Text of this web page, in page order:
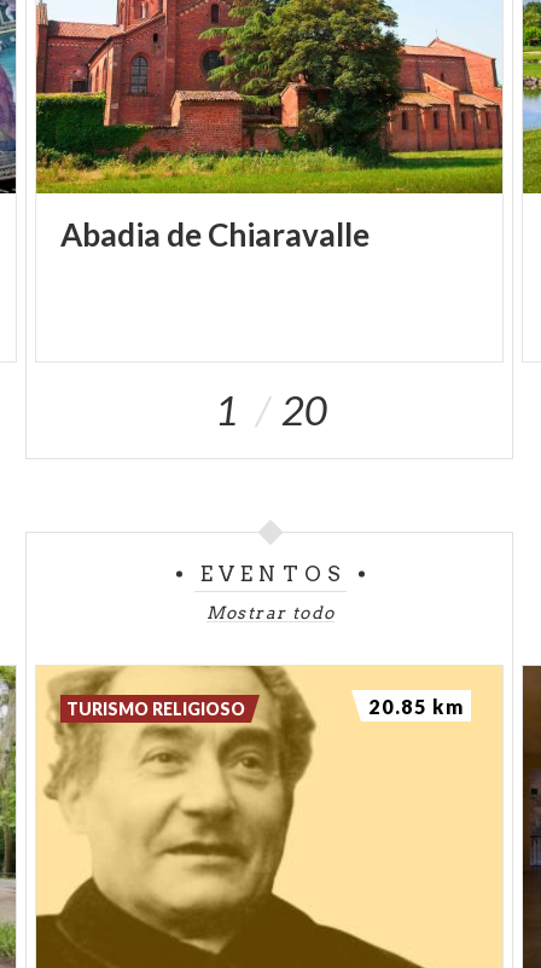
Abadia deChiaravalle
1 20
EVENTOS
Mostrar todo
TURISMO RELIGIOSO 20.85 km